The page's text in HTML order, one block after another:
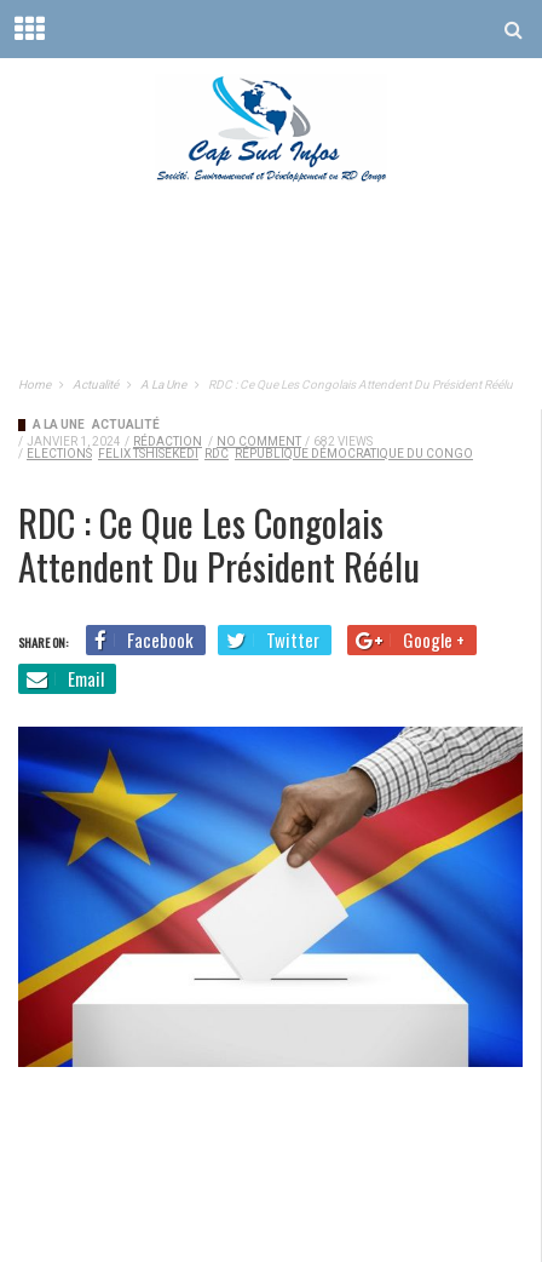
Home Actualité A La Une RDC : Ce Que Les Congolais Attendent Du Président Réélu
A LA UNE ACTUALITÉ
/ JANVIER 1, 2024 / RÉDACTION / NO COMMENT / 682 VIEWS
/ ELECTIONS FELIX TSHISEKEDI RDC RÉPUBLIQUE DÉMOCRATIQUE DU CONGO
RDC : Ce Que Les Congolais
Attendent Du Président Réélu
SHARE ON: Facebook Twitter
Google +
Email